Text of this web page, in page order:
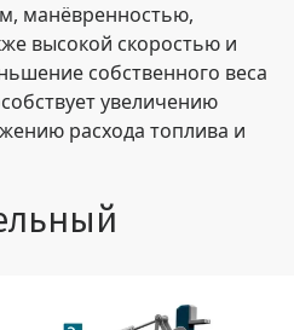
манёвренностью,
высокой скоростью и
собственного веса
увеличению
расхода топлива и